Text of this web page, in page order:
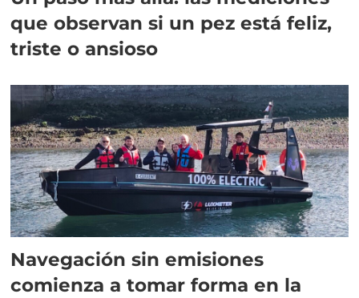
que observan si un pez está feliz,
triste o ansioso
Navegación sin emisiones
comienza a tomar forma en la